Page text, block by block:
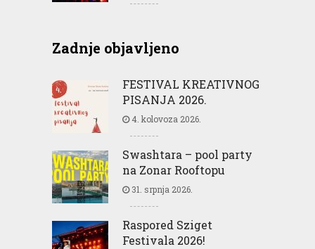
Zadnje objavljeno
FESTIVAL KREATIVNOG
PISANJA 2026.
4. kolovoza 2026.
Swashtara – pool party
na Zonar Rooftopu
31. srpnja 2026.
Raspored Sziget
Festivala 2026!